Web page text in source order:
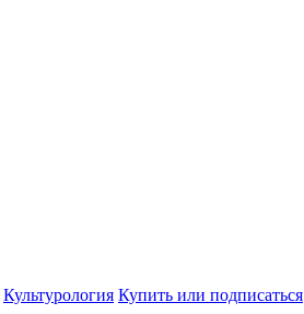
Культурология Купить или подписаться